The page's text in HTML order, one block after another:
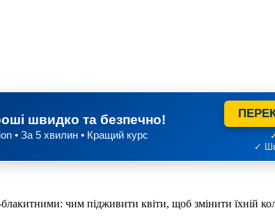
швидко та безпечно!
• За 5 хвилин • Кращий курс
✓
чим підживити квіти, щоб змінити їхній